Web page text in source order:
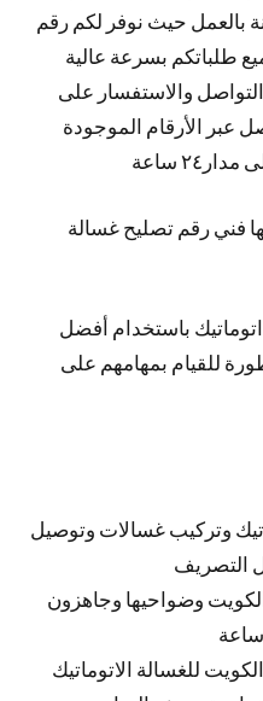
بالعمل حيث نوفر لكم رقم
طلباتكم بسرعة عالية
والاستفسار على
عبر الأرقام الموجودة
ساعة
فني رقم تصليح غسالة
باستخدام أفضل
للقيام بمهامهم على
وتركيب غسالات وتوصيل
التصريف
وضواحيها وجاهزون
للغسالة الاتوماتيك